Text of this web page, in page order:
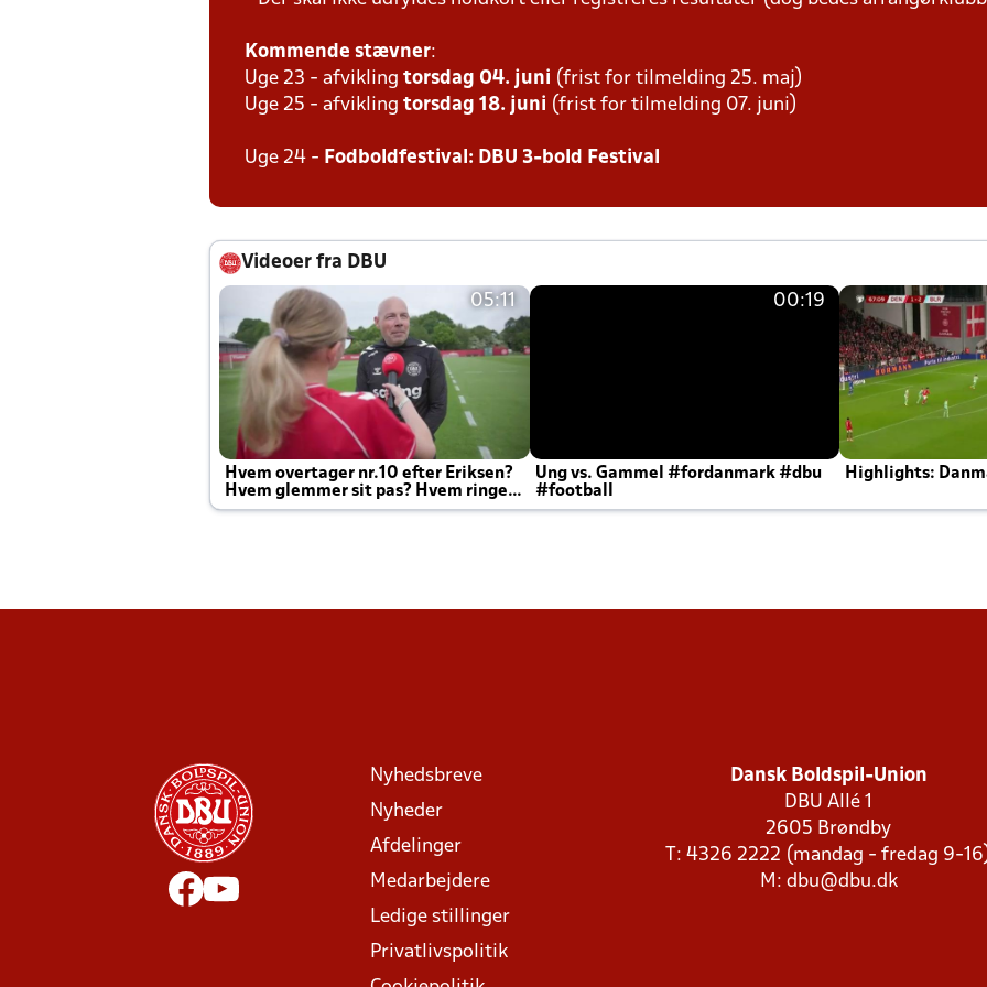
Kommende stævner:
Uge 23 - afvikling torsdag 04. juni (frist for tilmelding 25. maj)
Uge 25 - afvikling torsdag 18. juni (frist for tilmelding 07. juni)
Uge 24 - Fodboldfestival: DBU 3-bold Festival
Videoer fra DBU
05:11
Hvem overtager nr.10 efter Eriksen?
Hvem glemmer sit pas? Hvem ringer
Joachim altid til efter kampe?
00:19
Ung vs. Gammel #fordanmark #dbu
#football
Highlights:
Nyhedsbreve
Nyheder
Afdelinger
Medarbejdere
Ledige stillinger
Privatlivspolitik
Dansk Boldspil-Union
DBU Allé 1
2605 Brøndby
T: 4326 2222 (mandag - fredag 9-
M: dbu@dbu.dk